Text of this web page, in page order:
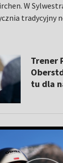
W
tradycyjny
Trener
tu dla